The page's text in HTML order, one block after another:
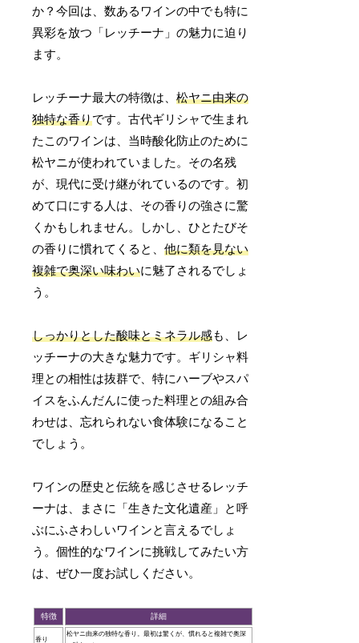
か？今回は、数あるワインの中でも特に
異彩を放つ「レッチーナ」の魅力に迫り
ます。
レッチーナ最大の特徴は、松ヤニ由来の
独特な香りです。古代ギリシャで生まれ
たこのワインは、当時酸化防止のために
松ヤニが使われていました。その名残
が、現代に受け継がれているのです。初
めて口にする人は、その香りの強さに驚
くかもしれません。しかし、ひとたびそ
の香りに慣れてくると、他に類を見ない
複雑で奥深い味わいに魅了されるでしょ
う。
しっかりとした酸味とミネラル感も、レ
ッチーナの大きな魅力です。ギリシャ料
理との相性は抜群で、特にハーブやスパ
イスをふんだんに使った料理との組み合
わせは、忘れられない食体験になること
でしょう。
ワインの歴史と伝統を感じさせるレッチ
ーナは、まさに「生きた文化遺産」と呼
ぶにふさわしいワインと言えるでしょ
う。個性的なワインに挑戦してみたい方
は、ぜひ一度お試しください。
特徴 詳細
香り
松ヤニ由来の独特な香り。最初は驚くが、慣れると複雑で奥深